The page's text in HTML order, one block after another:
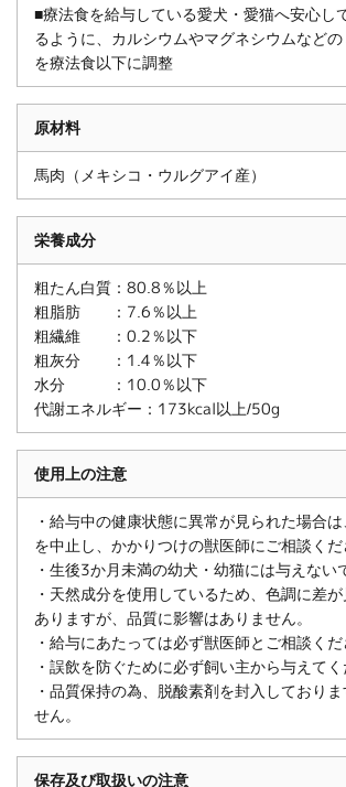
■療法食を給与している愛犬・愛猫へ安心し
るように、カルシウムやマグネシウムなど
を療法食以下に調整
原材料
馬肉（メキシコ・ウルグアイ産）
栄養成分
粗たん白質：80.8％以上
粗脂肪 ：7.6％以上
粗繊維 ：0.2％以下
粗灰分 ：1.4％以下
水分 ：10.0％以下
代謝エネルギー：173kcal以上/50g
使用上の注意
・給与中の健康状態に異常が見られた場合
を中止し、かかりつけの獣医師にご相談くだ
・生後3か月未満の幼犬・幼猫には与えない
・天然成分を使用しているため、色調に差
ありますが、品質に影響はありません。
・給与にあたっては必ず獣医師とご相談くだ
・誤飲を防ぐために必ず飼い主から与えてく
・品質保持の為、脱酸素剤を封入しており
せん。
保存及び取扱いの注意